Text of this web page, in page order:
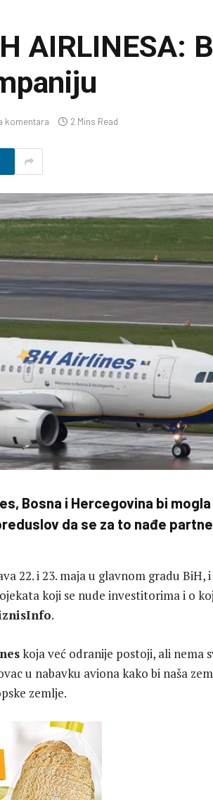
AIRLINESA:
komentara 2 Mins Read
Bosna i Hercegovina bi
da se za to nađe
22. i 23. maja u glavnom gradu BiH,
koji se nude investitorima i o
.
koja već odranije postoji, ali nema
u nabavku aviona kako bi naša
zemlje.